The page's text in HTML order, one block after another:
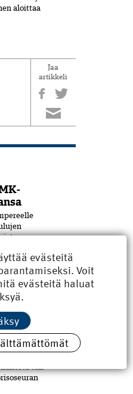
aloittaa
Jaa
artikkeli
kysyä
tuli
evästeitä
Voit
evästeitä haluat